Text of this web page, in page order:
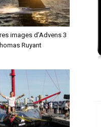
images d’Advens 3
Ruyant